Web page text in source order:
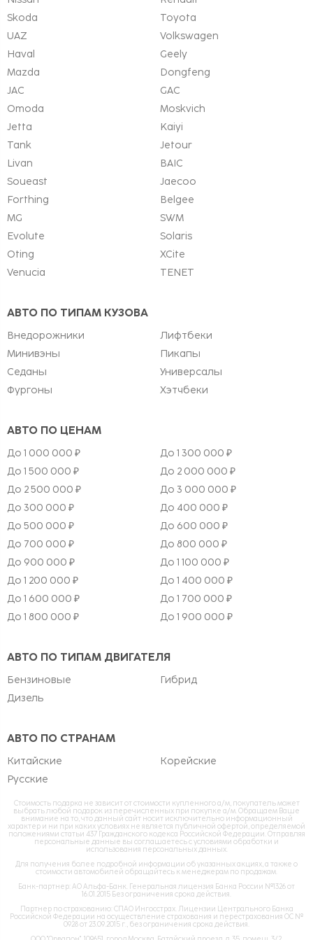
Skoda
Toyota
UAZ
Volkswagen
Haval
Geely
Mazda
Dongfeng
JAC
GAC
Omoda
Moskvich
Jetta
Kaiyi
Tank
Jetour
Livan
BAIC
Soueast
Jaecoo
Forthing
Belgee
MG
SWM
Evolute
Solaris
Oting
XCite
Venucia
TENET
АВТО ПО ТИПАМ КУЗОВА
Внедорожники
Лифтбеки
Минивэны
Пикапы
Седаны
Универсалы
Фургоны
Хэтчбеки
АВТО ПО ЦЕНАМ
До 1 000 000 ₽
До 1 300 000 ₽
До 1 500 000 ₽
До 2 000 000 ₽
До 2 500 000 ₽
До 3 000 000 ₽
До 300 000 ₽
До 400 000 ₽
До 500 000 ₽
До 600 000 ₽
До 700 000 ₽
До 800 000 ₽
До 900 000 ₽
До 1 100 000 ₽
До 1 200 000 ₽
До 1 400 000 ₽
До 1 600 000 ₽
До 1 700 000 ₽
До 1 800 000 ₽
До 1 900 000 ₽
АВТО ПО ТИПАМ ДВИГАТЕЛЯ
Бензиновые
Гибрид
Дизель
АВТО ПО СТРАНАМ
Китайские
Корейские
Русские
Стоимость подарка не зависит от стоимости купленного а/м, покупатель может
выбрать любой подарок из перечисленных при покупке а/м. Обращаем Ваше
внимание на то, что данный сайт носит исключительно информационный
характер и ни при каких условиях не является публичной офертой, определяемой
положениями статьи 437 Гражданского кодекса Российской Федерации. Отправляя
персональные данные вы соглашаетесь с условиями обработки и
использования персональных данных.
Для получения более подробной информации об указанных акциях, а также о
стоимости автомобилей обращайтесь к менеджерам по продажам.
Банк-партнер: АО Альфа-Банк. Генеральная лицензия Банка России №1326 от
16.01.2015 Без ограничения срока действия.
Партнер по страхованию: СПАО Ингосстрах. Лицензии Центрального Банка
Российской Федерации на осуществление страхования и перестрахования ОС №
0928 от 23.09.2015 г., без ограничения срока действия.